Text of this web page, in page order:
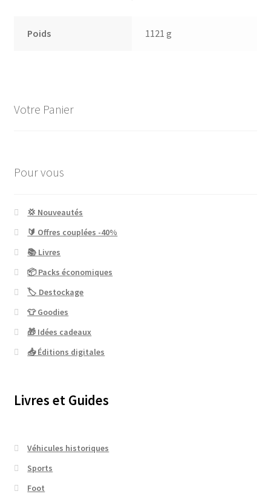
Poids 1121 g
Votre Panier
Pour vous
💢 Nouveautés
🔰 Offres couplées -40%
📚 Livres
📦 Packs économiques
🏷 Destockage
👕 Goodies
🎁 Idées cadeaux
📥 Éditions digitales
Livres et Guides
Véhicules historiques
Sports
Foot